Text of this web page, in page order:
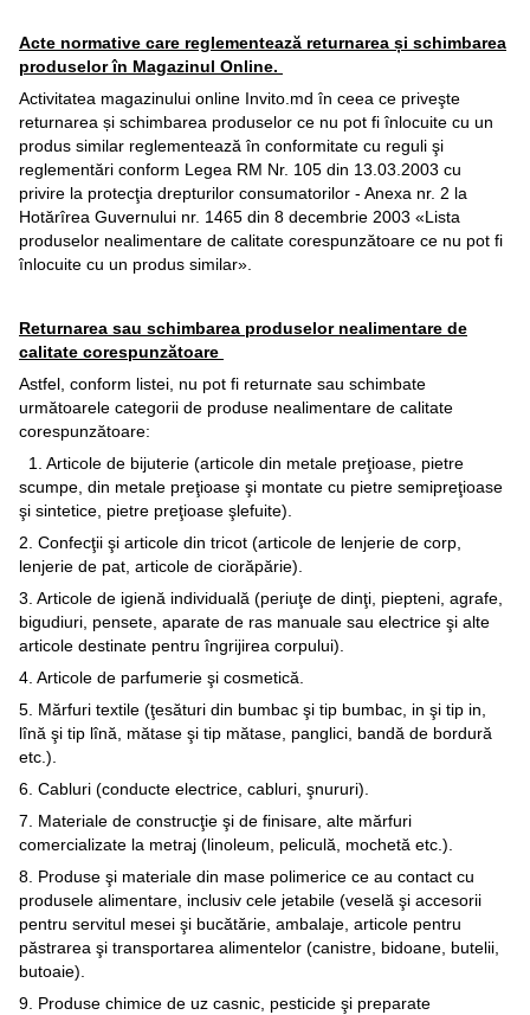
Acte normative care reglementează returnarea și schimbarea
produselor în Magazinul Online.
Activitatea magazinului online Invito.md în ceea ce priveşte
returnarea și schimbarea produselor ce nu pot fi înlocuite cu un
produs similar reglementează în conformitate cu reguli şi
reglementări conform Legea RM Nr. 105 din 13.03.2003 cu
privire la protecţia drepturilor consumatorilor - Anexa nr. 2 la
Hotărîrea Guvernului nr. 1465 din 8 decembrie 2003 «Lista
produselor nealimentare de calitate corespunzătoare ce nu pot fi
înlocuite cu un produs similar».
Returnarea sau schimbarea produselor nealimentare de
calitate corespunzătoare
Astfel, conform listei, nu pot fi returnate sau schimbate
următoarele categorii de produse nealimentare de calitate
corespunzătoare:
1. Articole de bijuterie (articole din metale preţioase, pietre
scumpe, din metale preţioase şi montate cu pietre semipreţioase
şi sintetice, pietre preţioase şlefuite).
2. Confecţii şi articole din tricot (articole de lenjerie de corp,
lenjerie de pat, articole de ciorăpărie).
3. Articole de igienă individuală (periuţe de dinţi, piepteni, agrafe,
bigudiuri, pensete, aparate de ras manuale sau electrice şi alte
articole destinate pentru îngrijirea corpului).
4. Articole de parfumerie şi cosmetică.
5. Mărfuri textile (ţesături din bumbac şi tip bumbac, in şi tip in,
lînă şi tip lînă, mătase şi tip mătase, panglici, bandă de bordură
etc.).
6. Cabluri (conducte electrice, cabluri, şnururi).
7. Materiale de construcţie şi de finisare, alte mărfuri
comercializate la metraj (linoleum, peliculă, mochetă etc.).
8. Produse şi materiale din mase polimerice ce au contact cu
produsele alimentare, inclusiv cele jetabile (veselă şi accesorii
pentru servitul mesei şi bucătărie, ambalaje, articole pentru
păstrarea şi transportarea alimentelor (canistre, bidoane, butelii,
butoaie).
9. Produse chimice de uz casnic, pesticide şi preparate